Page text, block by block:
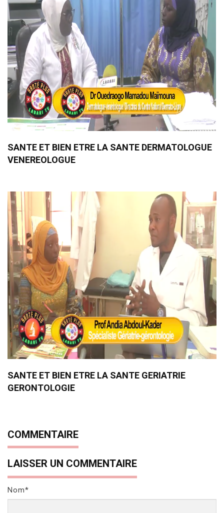
SANTE ET BIEN ETRE LA SANTE DERMATOLOGUE
VENEREOLOGUE
SANTE ET BIEN ETRE LA SANTE GERIATRIE
GERONTOLOGIE
COMMENTAIRE
LAISSER UN COMMENTAIRE
Nom*